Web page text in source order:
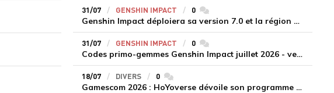
31/07 GENSHIN IMPACT 0commentaires
Genshin Impact déploiera sa version 7.0 et la région de Snezhnaya le 12 août
31/07 GENSHIN IMPACT 0commentaires
Codes primo-gemmes Genshin Impact juillet 2026 - version 7.0
18/07 DIVERS 0commentaires
Gamescom 2026 : HoYoverse dévoile son programme et présente deux nouveaux jeux inédits